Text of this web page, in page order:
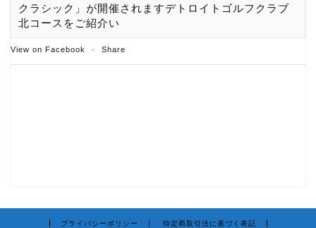
クラシック」が開催されますデトロイトゴルフクラブ
北コースをご紹介い
View on Facebook · Share
プライバシーポリシー 特定商取引法に基づく表記